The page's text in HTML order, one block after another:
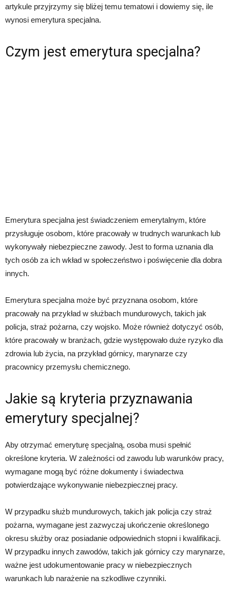
artykule przyjrzymy się bliżej temu tematowi i dowiemy się, ile
wynosi emerytura specjalna.
Czym jest emerytura specjalna?
Emerytura specjalna jest świadczeniem emerytalnym, które
przysługuje osobom, które pracowały w trudnych warunkach lub
wykonywały niebezpieczne zawody. Jest to forma uznania dla
tych osób za ich wkład w społeczeństwo i poświęcenie dla dobra
innych.
Emerytura specjalna może być przyznana osobom, które
pracowały na przykład w służbach mundurowych, takich jak
policja, straż pożarna, czy wojsko. Może również dotyczyć osób,
które pracowały w branżach, gdzie występowało duże ryzyko dla
zdrowia lub życia, na przykład górnicy, marynarze czy
pracownicy przemysłu chemicznego.
Jakie są kryteria przyznawania
emerytury specjalnej?
Aby otrzymać emeryturę specjalną, osoba musi spełnić
określone kryteria. W zależności od zawodu lub warunków pracy,
wymagane mogą być różne dokumenty i świadectwa
potwierdzające wykonywanie niebezpiecznej pracy.
W przypadku służb mundurowych, takich jak policja czy straż
pożarna, wymagane jest zazwyczaj ukończenie określonego
okresu służby oraz posiadanie odpowiednich stopni i kwalifikacji.
W przypadku innych zawodów, takich jak górnicy czy marynarze,
ważne jest udokumentowanie pracy w niebezpiecznych
warunkach lub narażenie na szkodliwe czynniki.